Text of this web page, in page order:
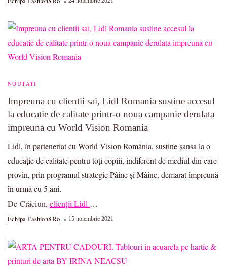
NOUTATI
Impreuna cu clientii sai, Lidl Romania sustine accesul
la educatie de calitate printr-o noua campanie derulata
impreuna cu World Vision Romania
Lidl, în parteneriat cu World Vision România, susține șansa la o
educație de calitate pentru toți copiii, indiferent de mediul din care
provin, prin programul strategic Pâine și Mâine, demarat împreună
în urmă cu 5 ani.
De Crăciun,clienții Lidl …
Echipa Fashion8.ro 15 noiembrie 2021